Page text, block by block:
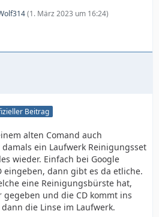
(1. März 2023 um 16:24)
Beitrag
alten Comand auch
ein Laufwerk Reinigungsset
wieder. Einfach bei Google
eingeben, dann gibt es da etliche.
eine Reinigungsbürste hat,
und die CD kommt ins
die Linse im Laufwerk.